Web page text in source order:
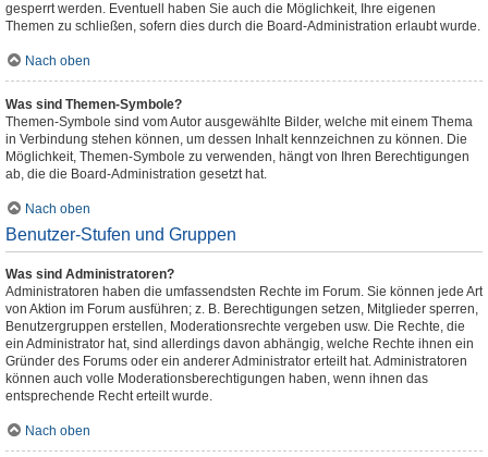
gesperrt werden. Eventuell haben Sie auch die Möglichkeit, Ihre eigenen
Themen zu schließen, sofern dies durch die Board-Administration erlaubt wurde.
Nach oben
Was sind Themen-Symbole?
Themen-Symbole sind vom Autor ausgewählte Bilder, welche mit einem Thema
in Verbindung stehen können, um dessen Inhalt kennzeichnen zu können. Die
Möglichkeit, Themen-Symbole zu verwenden, hängt von Ihren Berechtigungen
ab, die die Board-Administration gesetzt hat.
Nach oben
Benutzer-Stufen und Gruppen
Was sind Administratoren?
Administratoren haben die umfassendsten Rechte im Forum. Sie können jede Art
von Aktion im Forum ausführen; z. B. Berechtigungen setzen, Mitglieder sperren,
Benutzergruppen erstellen, Moderationsrechte vergeben usw. Die Rechte, die
ein Administrator hat, sind allerdings davon abhängig, welche Rechte ihnen ein
Gründer des Forums oder ein anderer Administrator erteilt hat. Administratoren
können auch volle Moderationsberechtigungen haben, wenn ihnen das
entsprechende Recht erteilt wurde.
Nach oben